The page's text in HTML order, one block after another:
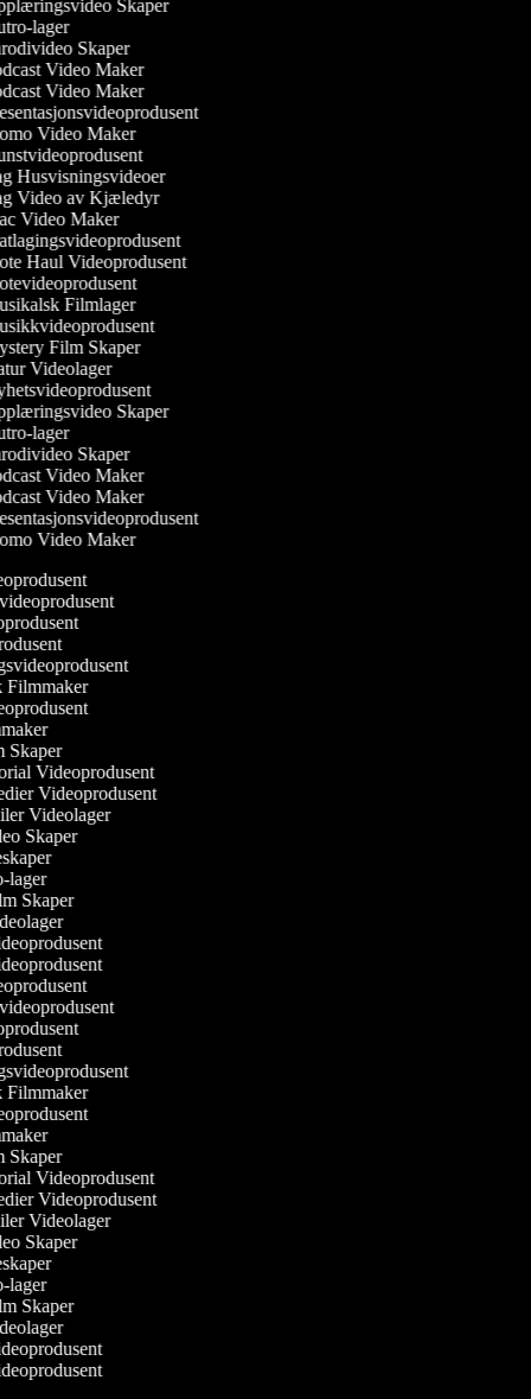
Skaper
lager
Skaper
Video Maker
Video Maker
Video Maker
Husvisningsvideoer
Video av Kjæledyr
Video Maker
Haul Videoprodusent
Filmlager
Film Skaper
Videolager
Skaper
lager
Skaper
Video Maker
Video Maker
Video Maker
Filmmaker
Skaper
Videoprodusent
Videoprodusent
Videolager
Skaper
lager
Skaper
Filmmaker
Skaper
Videoprodusent
Videoprodusent
Videolager
Skaper
lager
Skaper